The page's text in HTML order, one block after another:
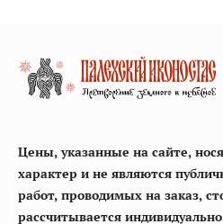
Цены, указанные на сайте,
характер и не являются
работ, проводимых на заказ,
рассчитывается